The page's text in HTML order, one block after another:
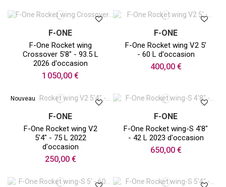
F-ONE
F-One Rocket wing
Crossover 5'8" - 93.5 L
2026 d'occasion
1 050,00 €
F-ONE
F-One Rocket wing V2 5'
- 60 L d'occasion
400,00 €
Nouveau
F-ONE
F-One Rocket wing V2
5'4" - 75 L 2022
d'occasion
250,00 €
F-ONE
F-One Rocket wing-S 4'8"
- 42 L 2023 d'occasion
650,00 €